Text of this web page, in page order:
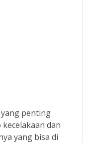
penting
dan
yang bisa di